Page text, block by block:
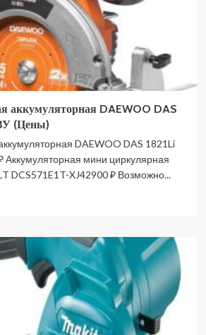
аккумуляторная DAEWOO DAS
(Цены)
DAEWOO DAS 1821Li
Аккумуляторная мини циркулярная
DCS571E1T-XJ42900 ₽ Возможно...